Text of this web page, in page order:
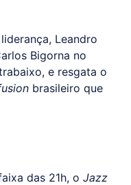
Leandro
Bigorna no
e resgata o
brasileiro que
das 21h, o Jazz